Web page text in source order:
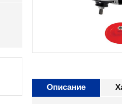
Описание